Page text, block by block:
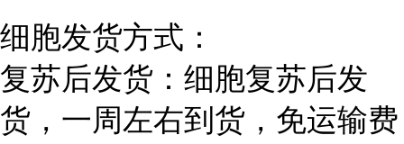
细胞发货方式：
复苏后发货：细胞复苏后发
货，一周左右到货，免运输费